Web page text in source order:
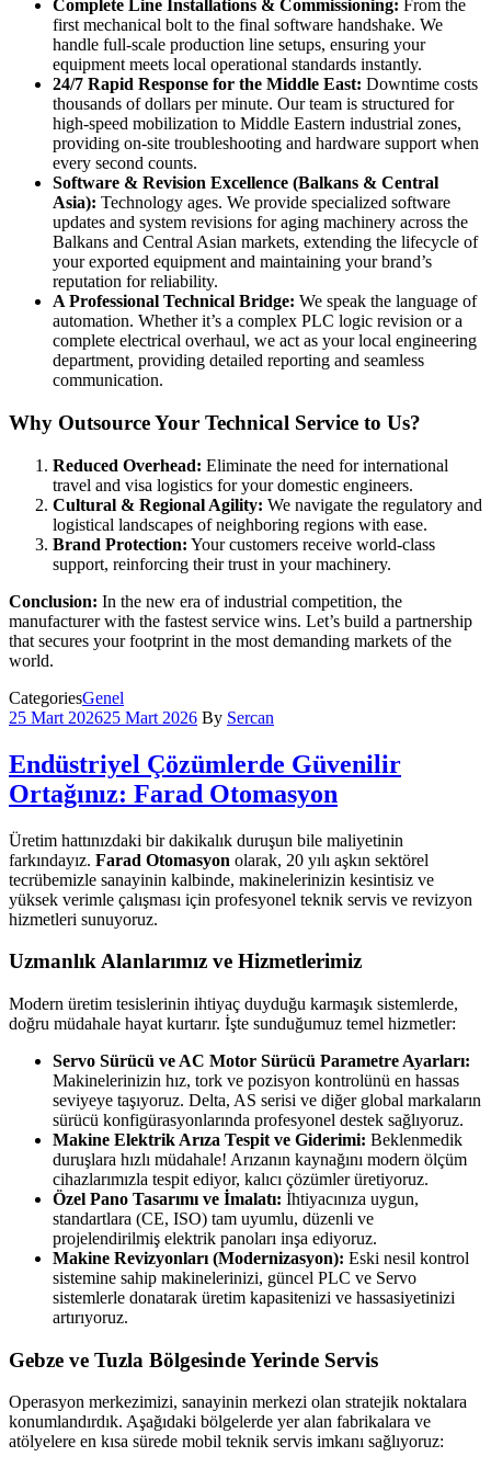
Complete Line Installations & Commissioning: From the
first mechanical bolt to the final software handshake. We
handle full-scale production line setups, ensuring your
equipment meets local operational standards instantly.
24/7 Rapid Response for the Middle East: Downtime costs
thousands of dollars per minute. Our team is structured for
high-speed mobilization to Middle Eastern industrial zones,
providing on-site troubleshooting and hardware support when
every second counts.
Software & Revision Excellence (Balkans & Central
Asia): Technology ages. We provide specialized software
updates and system revisions for aging machinery across the
Balkans and Central Asian markets, extending the lifecycle of
your exported equipment and maintaining your brand’s
reputation for reliability.
A Professional Technical Bridge: We speak the language of
automation. Whether it’s a complex PLC logic revision or a
complete electrical overhaul, we act as your local engineering
department, providing detailed reporting and seamless
communication.
Why Outsource Your Technical Service to Us?
Reduced Overhead: Eliminate the need for international
travel and visa logistics for your domestic engineers.
Cultural & Regional Agility: We navigate the regulatory and
logistical landscapes of neighboring regions with ease.
Brand Protection: Your customers receive world-class
support, reinforcing their trust in your machinery.
Conclusion: In the new era of industrial competition, the
manufacturer with the fastest service wins. Let’s build a partnership
that secures your footprint in the most demanding markets of the
world.
CategoriesGenel
25 Mart 202625 Mart 2026 By Sercan
Endüstriyel Çözümlerde Güvenilir
Ortağınız: Farad Otomasyon
Üretim hattınızdaki bir dakikalık duruşun bile maliyetinin
farkındayız. Farad Otomasyon olarak, 20 yılı aşkın sektörel
tecrübemizle sanayinin kalbinde, makinelerinizin kesintisiz ve
yüksek verimle çalışması için profesyonel teknik servis ve revizyon
hizmetleri sunuyoruz.
Uzmanlık Alanlarımız ve Hizmetlerimiz
Modern üretim tesislerinin ihtiyaç duyduğu karmaşık sistemlerde,
doğru müdahale hayat kurtarır. İşte sunduğumuz temel hizmetler:
Servo Sürücü ve AC Motor Sürücü Parametre Ayarları:
Makinelerinizin hız, tork ve pozisyon kontrolünü en hassas
seviyeye taşıyoruz. Delta, AS serisi ve diğer global markaların
sürücü konfigürasyonlarında profesyonel destek sağlıyoruz.
Makine Elektrik Arıza Tespit ve Giderimi: Beklenmedik
duruşlara hızlı müdahale! Arızanın kaynağını modern ölçüm
cihazlarımızla tespit ediyor, kalıcı çözümler üretiyoruz.
Özel Pano Tasarımı ve İmalatı: İhtiyacınıza uygun,
standartlara (CE, ISO) tam uyumlu, düzenli ve
projelendirilmiş elektrik panoları inşa ediyoruz.
Makine Revizyonları (Modernizasyon): Eski nesil kontrol
sistemine sahip makinelerinizi, güncel PLC ve Servo
sistemlerle donatarak üretim kapasitenizi ve hassasiyetinizi
artırıyoruz.
Gebze ve Tuzla Bölgesinde Yerinde Servis
Operasyon merkezimizi, sanayinin merkezi olan stratejik noktalara
konumlandırdık. Aşağıdaki bölgelerde yer alan fabrikalara ve
atölyelere en kısa sürede mobil teknik servis imkanı sağlıyoruz: